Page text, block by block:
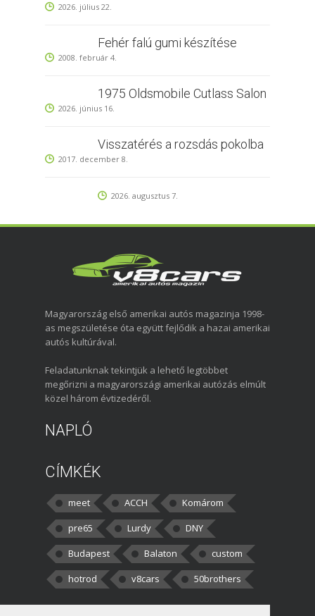
2026. július 22.
Fehér falú gumi készítése
2008. február 4.
1975 Oldsmobile Cutlass Salon
2026. június 16.
Visszatérés a rozsdás pokolba
2017. december 8.
2026. augusztus 7.
Magyarország első amerikai autós magazinja 1998-
as megszületése óta együtt fejlődik a hazai amerikai
autós kultúrával.
Feladatunknak tekintjük a lehető legtöbbet
megőrizni a magyarországi amerikai autózás elmúlt
közel három évtizedéről.
NAPLÓ
CÍMKÉK
meet ACCH
Komárom
pre65
Lurdy
DNY
Budapest
Balaton
custom
hotrod
v8cars 50brothers